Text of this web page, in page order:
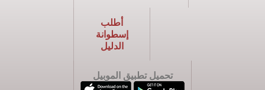
أطلب
إسطوانة
الدليل
تحميل تطبيق الموبيل